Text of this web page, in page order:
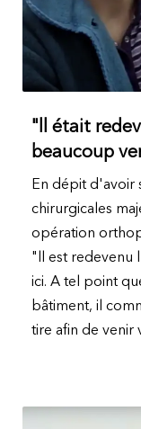
"ll était
beaucoup
En dépit d'avoir
chirurgicales
opération
"ll est redevenu
ici. A tel point
bâtiment, il
tire afin de venir